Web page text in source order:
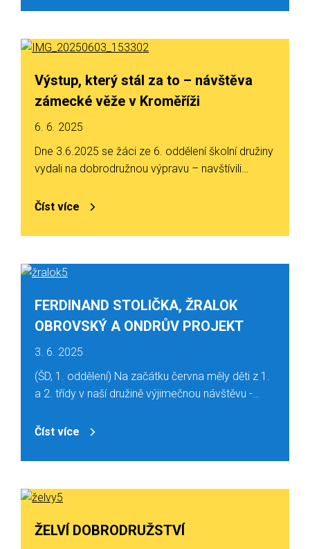
Výstup, který stál za to – návštěva
zámecké věže v Kroměříži
6. 6. 2025
Dne 3.6.2025 se žáci ze 6. oddělení školní družiny
vydali na dobrodružnou výpravu – navštívili…
Číst více
FERDINAND STOLIČKA, ŽRALOK
OBROVSKÝ A ONDRŮV PROJEKT
3. 6. 2025
(ŠD, 1. oddělení) Na začátku června měly děti z 1.
a 2. třídy v naší družině výjimečnou návštěvu -…
Číst více
ŽELVÍ DOBRODRUŽSTVÍ